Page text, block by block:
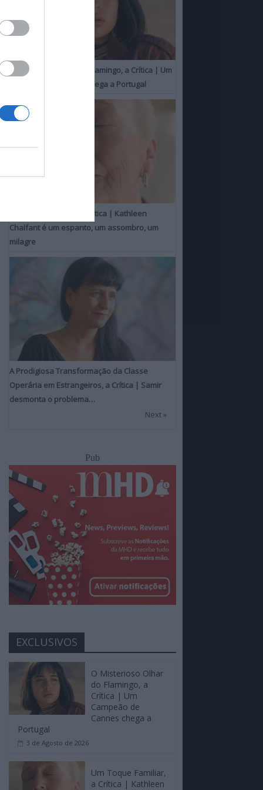
O Misterioso Olhar do Flamingo, a Crítica | Um
Campeão de Cannes chega a Portugal
Um Toque Familiar, a Crítica | Kathleen
Chalfant é um espanto, um assombro, um
milagre
A Prodigiosa Transformação da Classe
Operária em Estrangeiros, a Crítica | Samir
desmonta o problema…
Next »
Pub
EXCLUSIVOS
O Misterioso Olhar
do Flamingo, a
Crítica | Um
Campeão de
Cannes chega a
Portugal
3 de Agosto de 2026
Um Toque Familiar,
a Crítica | Kathleen